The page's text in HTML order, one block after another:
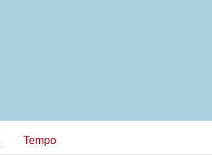
Tempo